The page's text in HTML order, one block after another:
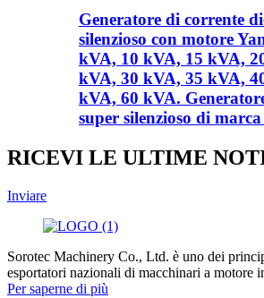
Generatore di corrente
silenzioso con motore
kVA, 10 kVA, 15 kVA,
kVA, 30 kVA, 35 kVA,
kVA, 60 kVA.
super silenzioso di
RICEVI LE ULTIME
Inviare
Sorotec Machinery Co., Ltd. è uno dei
esportatori nazionali di macchinari a motore
Per saperne di più